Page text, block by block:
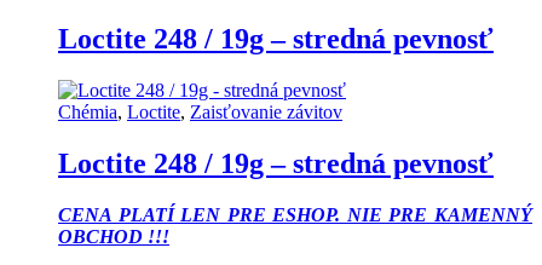
Loctite 248 / 19g – stredná pevnosť
Chémia, Loctite, Zaisťovanie závitov
Loctite 248 / 19g – stredná pevnosť
CENA PLATÍ LEN PRE ESHOP. NIE PRE KAMENNÝ
OBCHOD !!!